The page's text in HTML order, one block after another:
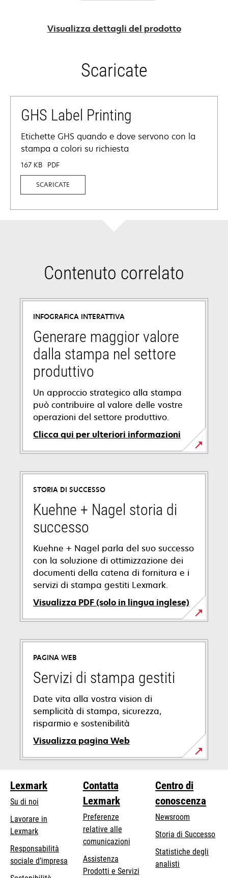
Visualizza dettagli del prodotto
Scaricate
GHS Label Printing
Etichette GHS quando e dove servono con la
stampa a colori su richiesta
167 KB PDF
SCARICATE
Contenuto correlato
INFOGRAFICA INTERATTIVA
Generare maggior valore
dalla stampa nel settore
produttivo
Un approccio strategico alla stampa
può contribuire al valore delle vostre
operazioni del settore produttivo.
Clicca qui per ulteriori informazioni
STORIA DI SUCCESSO
Kuehne + Nagel storia di
successo
Kuehne + Nagel parla del suo successo
con la soluzione di ottimizzazione dei
documenti della catena di fornitura e i
servizi di stampa gestiti Lexmark.
Visualizza PDF (solo in lingua inglese)
si
apre
una
nuova
scheda
PAGINA WEB
Servizi di stampa gestiti
Date vita alla vostra vision di
semplicità di stampa, sicurezza,
risparmio e sostenibilità
Visualizza pagina Web
Lexmark
Su di noi
Lavorare in
Lexmark
Responsabilità
sociale d’impresa
Contatta
Lexmark
Preferenze
relative alle
comunicazioni
Assistenza
Prodotti e Servizi
Centro di
conoscenza
Newsroom
Storia di Successo
Statistiche degli
analisti